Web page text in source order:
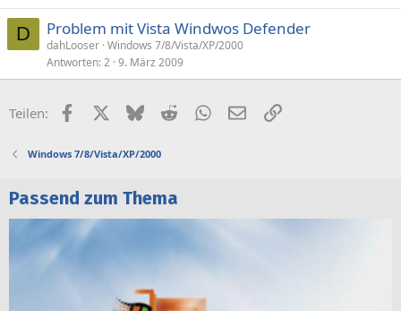
D Problem mit Vista Windwos Defender
dahLooser Windows 7/8/Vista/XP/2000
Antworten 2 9. März 2009
Teilen: FacebookX (Twitter)
BlueskyRedditWhatsApp
E-MailLink
Windows 7/8/Vista/XP/2000
Passend zum Thema